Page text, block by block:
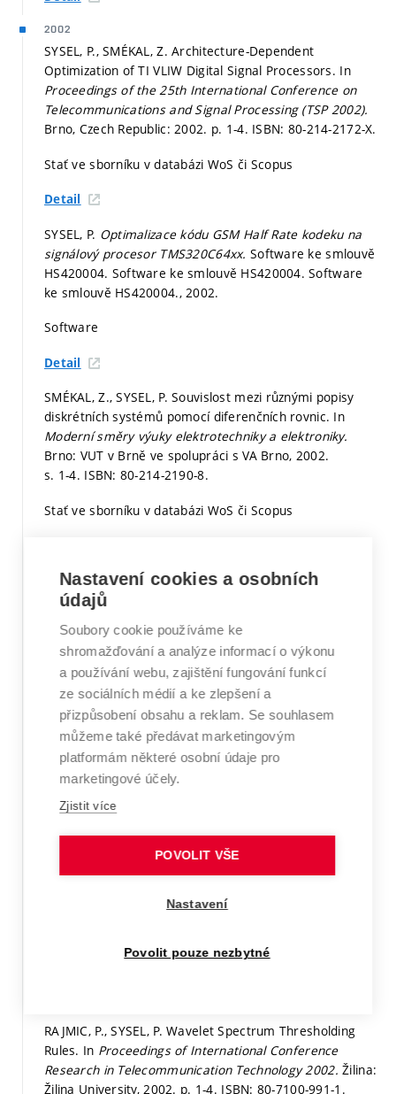
2002
SYSEL, P., SMÉKAL, Z. Architecture-Dependent
Optimization of TI VLIW Digital Signal Processors. In
Proceedings of the 25th International Conference on
Telecommunications and Signal Processing (TSP 2002).
Brno, Czech Republic: 2002. p. 1-4. ISBN: 80-214-2172-X.
Stať ve sborníku v databázi WoS či Scopus
Detail
SYSEL, P. Optimalizace kódu GSM Half Rate kodeku na
signálový procesor TMS320C64xx. Software ke smlouvě
HS420004. Software ke smlouvě HS420004. Software
ke smlouvě HS420004., 2002.
Software
Detail
SMÉKAL, Z., SYSEL, P. Souvislost mezi různými popisy
diskrétních systémů pomocí diferenčních rovnic. In
Moderní směry výuky elektrotechniky a elektroniky.
Brno: VUT v Brně ve spolupráci s VA Brno, 2002.
s. 1-4. ISBN: 80-214-2190-8.
Stať ve sborníku v databázi WoS či Scopus
SMÉKAL, Z., SYSEL, P. Implementace algoritmů na
signálových procesorech typu VLIW.
roč. 2002, č. 41,s. 1-8.ISSN: 1213-1539.
Článek recenzovaný mimo WoS a Scopus
Detail
ROZSÍVAL, L., SYSEL, P. Vzdálené řízení a kontrola
průmyslových zařízení GSM modemy.Elektrorevue -
Internetový časopis (http://www.elektrorevue.cz),
roč. 2002, č. 43,
Článek recenzovaný mimo WoS a Scopus
Detail
MOUČKA, P., SYSEL, P., HUJKA, P.
RAJMIC, P., SYSEL, P. Wavelet Spectrum Thresholding
Rules. In Proceedings of International Conference
Research in Telecommunication Technology 2002.Žilina:
Žilina University, 2002. p. 1-4. ISBN: 80-7100-991-1.
Nastavení cookies a osobních
údajů
Soubory cookie používáme ke
shromažďování a analýze informací o výkonu
a používání webu, zajištění fungování funkcí
ze sociálních médií a ke zlepšení a
přizpůsobení obsahu a reklam. Se souhlasem
můžeme také předávat marketingovým
platformám některé osobní údaje pro
marketingové účely.
Zjistit více
POVOLIT VŠE
Nastavení
Povolit pouze nezbytné